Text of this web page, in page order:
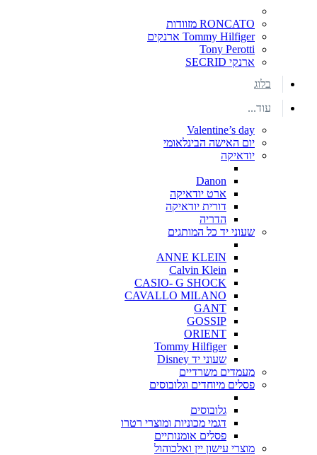
RONCATO מזוודות
Tommy Hilfiger ארנקים
Tony Perotti
ארנקי SECRID
בלוג
עוד...
Valentine’s day
יום האישה הבינלאומי
יודאיקה
Danon
ארט יודאיקה
דורית יודאיקה
הדריה
שעוני יד כל המותגים
ANNE KLEIN
Calvin Klein
CASIO- G SHOCK
CAVALLO MILANO
GANT
GOSSIP
ORIENT
Tommy Hilfiger
שעוני יד Disney
מעמדים משרדיים
פסלים מיוחדים וגלובוסים
גלובוסים
דגמי מכוניות ומוצרי רטרו
פסלים אומנותיים
מוצרי עישון יין ואלכוהול